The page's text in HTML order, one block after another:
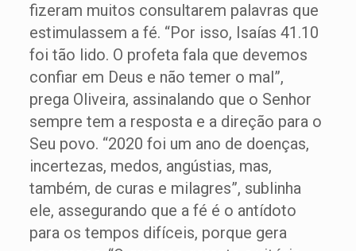
fizeram muitos consultarem palavras que
estimulassem a fé. “Por isso, Isaías 41.10
foi tão lido. O profeta fala que devemos
confiar em Deus e não temer o mal”,
prega Oliveira, assinalando que o Senhor
sempre tem a resposta e a direção para o
Seu povo. “2020 foi um ano de doenças,
incertezas, medos, angústias, mas,
também, de curas e milagres”, sublinha
ele, assegurando que a fé é o antídoto
para os tempos difíceis, porque gera